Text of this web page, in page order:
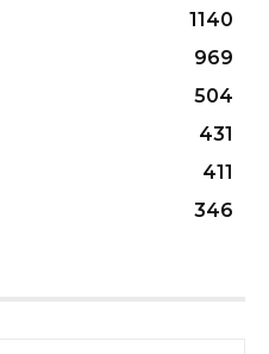
1140
969
504
431
411
346